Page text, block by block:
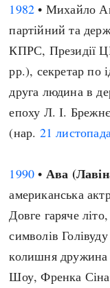
1982 • Михайло
партійний та
КПРС, Президії
рр.), секретар по
друга людина в
епоху Л. І.
(нар. 21
1990 • Ава
американська
Довге гаряче
символів
колишня дружина
Шоу, Френка